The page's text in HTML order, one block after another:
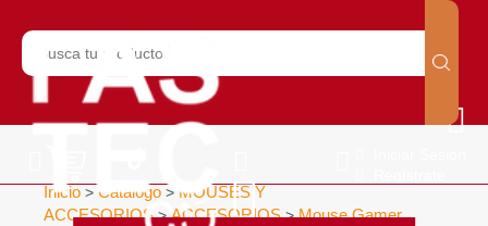
Inicio > Catálogo > MOUSES Y
ACCESORIOS>ACCESORIOS>Mouse Gamer